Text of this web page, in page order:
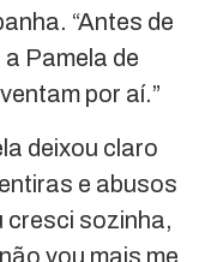
“Antes de
Pamela de
por aí.”
deixou claro
e abusos
cresci sozinha,
vou mais me